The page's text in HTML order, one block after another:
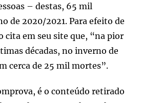
– destas, 65 mil
de 2020/2021. Para efeito de
cita em seu site que, “na pior
décadas, no inverno de
cerca de 25 mil mortes”.
é o conteúdo retirado